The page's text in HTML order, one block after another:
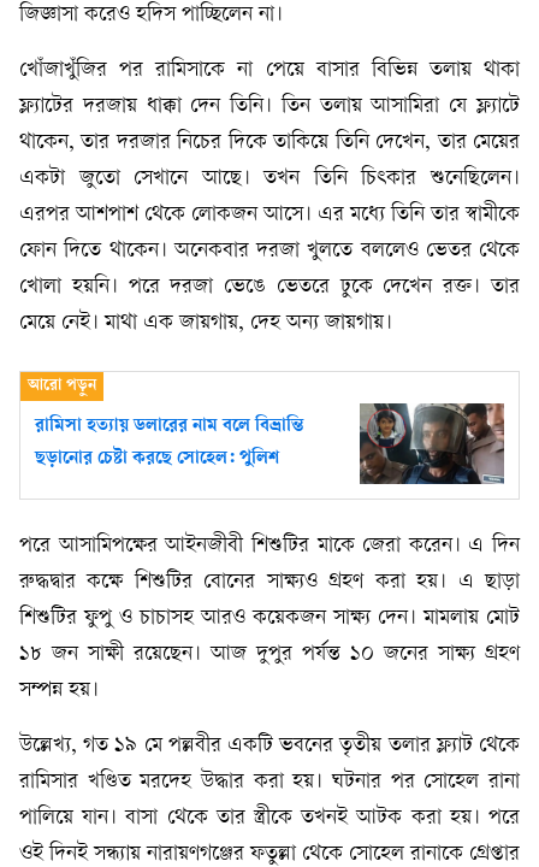
জিজ্ঞাসা করেও হদিস পাচ্ছিলেন না।
খোঁজাখুঁজির পর রামিসাকে না পেয়ে বাসার বিভিন্ন তলায় থাকা
ফ্ল্যাটের দরজায় ধাক্কা দেন তিনি। তিন তলায় আসামিরা যে ফ্ল্যাটে
থাকেন, তার দরজার নিচের দিকে তাকিয়ে তিনি দেখেন, তার মেয়ের
একটা জুতো সেখানে আছে। তখন তিনি চিৎকার শুনেছিলেন।
এরপর আশপাশ থেকে লোকজন আসে। এর মধ্যে তিনি তার স্বামীকে
ফোন দিতে থাকেন। অনেকবার দরজা খুলতে বললেও ভেতর থেকে
খোলা হয়নি। পরে দরজা ভেঙে ভেতরে ঢুকে দেখেন রক্ত। তার
মেয়ে নেই। মাথা এক জায়গায়, দেহ অন্য জায়গায়।
রামিসা হত্যায় ডলারের নাম বলে বিভ্রান্তি
ছড়ানোর চেষ্টা করছে সোহেল: পুলিশ
পরে আসামিপক্ষের আইনজীবী শিশুটির মাকে জেরা করেন। এ দিন
রুদ্ধদ্বার কক্ষে শিশুটির বোনের সাক্ষ্যও গ্রহণ করা হয়। এ ছাড়া
শিশুটির ফুপু ও চাচাসহ আরও কয়েকজন সাক্ষ্য দেন। মামলায় মোট
১৮ জন সাক্ষী রয়েছেন। আজ দুপুর পর্যন্ত ১০ জনের সাক্ষ্য গ্রহণ
সম্পন্ন হয়।
উল্লেখ্য, গত ১৯ মে পল্লবীর একটি ভবনের তৃতীয় তলার ফ্ল্যাট থেকে
রামিসার খণ্ডিত মরদেহ উদ্ধার করা হয়। ঘটনার পর সোহেল রানা
পালিয়ে যান। বাসা থেকে তার স্ত্রীকে তখনই আটক করা হয়। পরে
ওই দিনই সন্ধ্যায় নারায়ণগঞ্জের ফতুল্লা থেকে সোহেল রানাকে গ্রেপ্তার